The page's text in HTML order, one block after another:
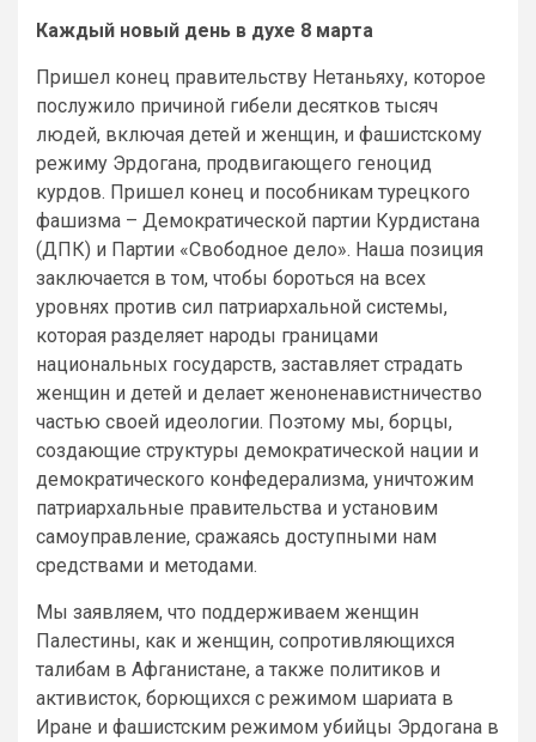
Каждый новый день в духе 8 марта
Пришел конец правительству Нетаньяху, которое
послужило причиной гибели десятков тысяч
людей, включая детей и женщин, и фашистскому
режиму Эрдогана, продвигающего геноцид
курдов. Пришел конец и пособникам турецкого
фашизма – Демократической партии Курдистана
(ДПК) и Партии «Свободное дело». Наша позиция
заключается в том, чтобы бороться на всех
уровнях против сил патриархальной системы,
которая разделяет народы границами
национальных государств, заставляет страдать
женщин и детей и делает женоненавистничество
частью своей идеологии. Поэтому мы, борцы,
создающие структуры демократической нации и
демократического конфедерализма, уничтожим
патриархальные правительства и установим
самоуправление, сражаясь доступными нам
средствами и методами.
Мы заявляем, что поддерживаем женщин
Палестины, как и женщин, сопротивляющихся
талибам в Афганистане, а также политиков и
активисток, борющихся с режимом шариата в
Иране и фашистским режимом убийцы Эрдогана в